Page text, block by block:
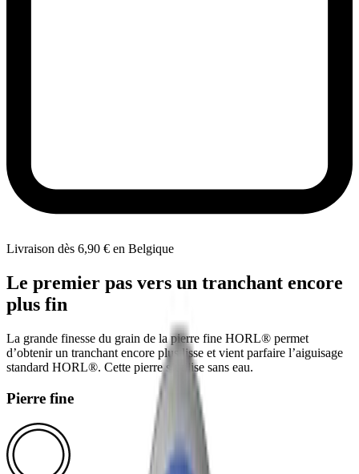
Livraison dès 6,90 € en Belgique
Le premier pas vers un tranchant encore
plus fin
La grande finesse du grain de la pierre fine HORL® permet
d’obtenir un tranchant encore plus lisse et vient parfaire l’aiguisage
standard HORL®. Cette pierre s’utilise sans eau.
Pierre fine